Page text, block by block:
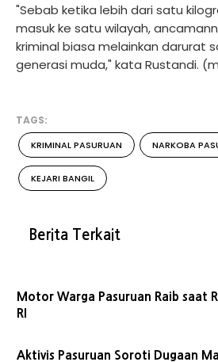
"Sebab ketika lebih dari satu
masuk ke satu wilayah,
kriminal biasa melainkan darurat
generasi muda," kata Rustandi.
TAGS:
KRIMINAL PASURUAN NARKOBA
KEJARI BANGIL
Berita Terkait
Motor Warga Pasuruan Raib saat
RI
Aktivis Pasuruan Soroti Dugaan